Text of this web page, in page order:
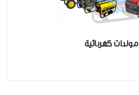
مولدات كهربائية